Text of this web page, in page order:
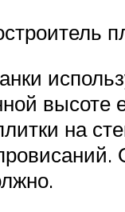
высоте
на